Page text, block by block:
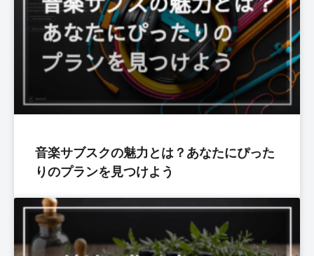
音楽サブスクの魅力とは？あなたにぴった
りのプランを見つけよう